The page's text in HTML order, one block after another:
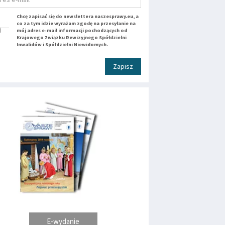
Chcę zapisać się do newslettera naszesprawy.eu, a
co za tym idzie wyrażam zgodę na przesyłanie na
mój adres e-mail informacji pochodzących od
Krajowego Związku Rewizyjnego Spółdzielni
Inwalidów i Spółdzielni Niewidomych.
Zapisz
E-wydanie